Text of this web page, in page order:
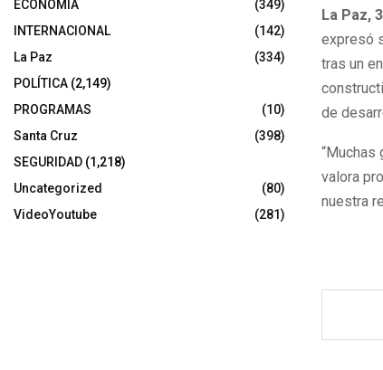
La Paz,
expresó
tras un
de
“Muchas
valora
nuestra
ECONOMÍA
(349)
INTERNACIONAL
(142)
La Paz
(334)
POLÍTICA (2,149)
PROGRAMAS
(10)
Santa Cruz
(398)
SEGURIDAD (1,218)
Uncategorized
(80)
VideoYoutube
(281)